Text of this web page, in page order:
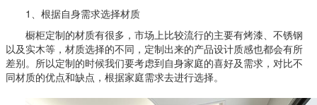
1、根据自身需求选择材质
橱柜定制的材质有很多，市场上比较流行的主要有烤漆、不锈钢
以及实木等，材质选择的不同，定制出来的产品设计质感也都会有所
差别。所以定制的时候我们要考虑到自身家庭的喜好及需求，对比不
同材质的优点和缺点，根据家庭需求去进行选择。